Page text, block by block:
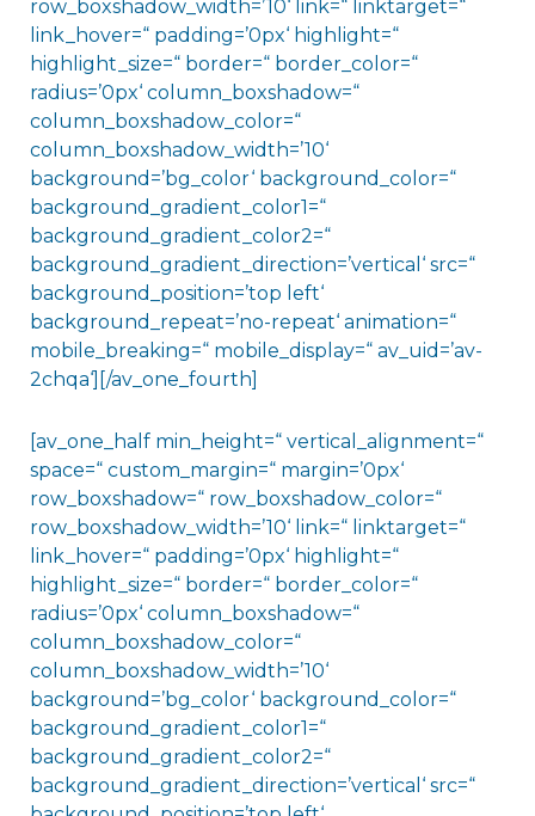
row_boxshadow_width=’10‘ link=“ linktarget=“
link_hover=“ padding=’0px‘ highlight=“
highlight_size=“ border=“ border_color=“
radius=’0px‘ column_boxshadow=“
column_boxshadow_color=“
column_boxshadow_width=’10‘
background=’bg_color‘ background_color=“
background_gradient_color1=“
background_gradient_color2=“
background_gradient_direction=’vertical‘ src=“
background_position=’top left‘
background_repeat=’no-repeat‘ animation=“
mobile_breaking=“ mobile_display=“ av_uid=’av-
2chqa‘][/av_one_fourth]
[av_one_half min_height=“ vertical_alignment=“
space=“ custom_margin=“ margin=’0px‘
row_boxshadow=“ row_boxshadow_color=“
row_boxshadow_width=’10‘ link=“ linktarget=“
link_hover=“ padding=’0px‘ highlight=“
highlight_size=“ border=“ border_color=“
radius=’0px‘ column_boxshadow=“
column_boxshadow_color=“
column_boxshadow_width=’10‘
background=’bg_color‘ background_color=“
background_gradient_color1=“
background_gradient_color2=“
background_gradient_direction=’vertical‘ src=“